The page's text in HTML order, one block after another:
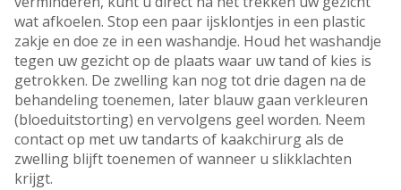
wat afkoelen. Stop een paar ijsklontjes in een plastic
zakje en doe ze in een washandje. Houd het washandje
tegen uw gezicht op de plaats waar uw tand of kies is
getrokken. De zwelling kan nog tot drie dagen na de
behandeling toenemen, later blauw gaan verkleuren
(bloeduitstorting) en vervolgens geel worden. Neem
contact op met uw tandarts of kaakchirurg als de
zwelling blijft toenemen of wanneer u slikklachten
krijgt.